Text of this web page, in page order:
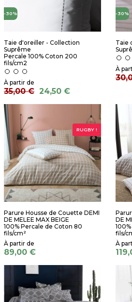
-30%
Taie d'oreiller - Collection
Suprême
Percale 100% Coton 200
fils/cm2
35,00 € 24,50 €
-30%
Taie
RUGBY !
Parure Housse de Couette DEMI
DE MELEE MAX BEIGE
100% Percale de Coton 80
fils/cm²
89,00 €
DE
fils/